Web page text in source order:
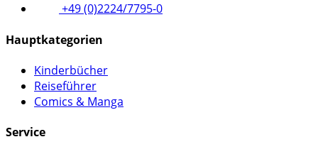
+49 (0)2224/7795-0
Hauptkategorien
Kinderbücher
Reiseführer
Comics & Manga
Service